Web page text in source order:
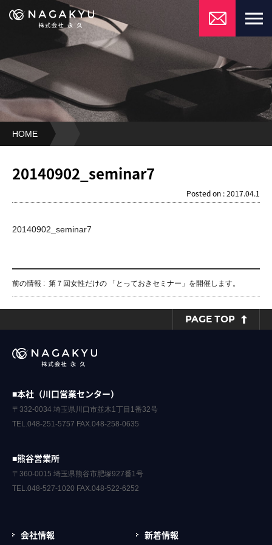
HOME
20140902_seminar7
Posted on : 2017.04.1
20140902_seminar7
前の情報 : 第７回女性だけの 「とっておきセミナー」を開催します。
PAGE TOP
■本社（川口営業センター）
〒332-0034 埼玉県川口市並木1丁目1番32号
TEL.048-251-5757 FAX.048-258-0635
■熊谷営業所
〒360-0015 埼玉県熊谷市肥塚927番1号
TEL.048-527-1020 FAX.048-522-6252
会社情報 新着情報